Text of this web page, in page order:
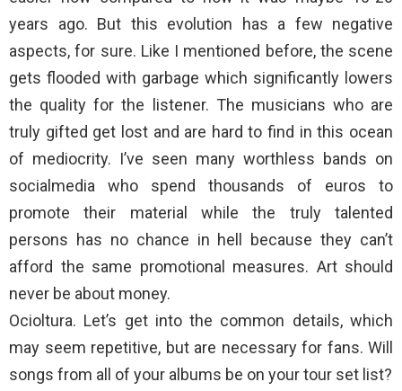
years ago. But this evolution has a few negative
aspects, for sure. Like I mentioned before, the scene
gets flooded with garbage which significantly lowers
the quality for the listener. The musicians who are
truly gifted get lost and are hard to find in this ocean
of mediocrity. I’ve seen many worthless bands on
socialmedia who spend thousands of euros to
promote their material while the truly talented
persons has no chance in hell because they can’t
afford the same promotional measures. Art should
never be about money.
Ocioltura. Let’s get into the common details, which
may seem repetitive, but are necessary for fans. Will
songs from all of your albums be on your tour set list?